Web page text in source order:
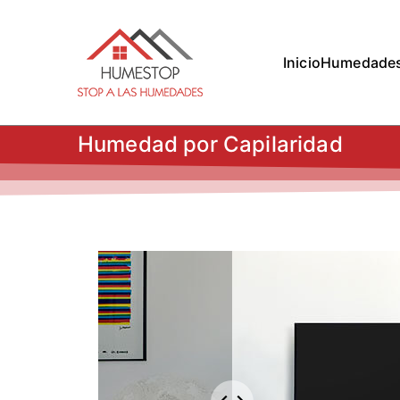
Eliminación de
Inicio
Humedad por Capilaridad